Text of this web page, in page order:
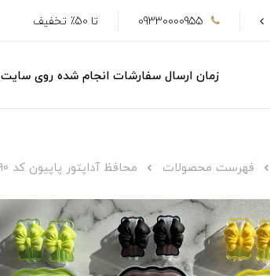
09330000955 تا 50٪ تخفیف
زمان ارسال سفارشات انجام شده روی سایت
فهرست محصولات محافظ آداپتور پاپیون کد CH2090